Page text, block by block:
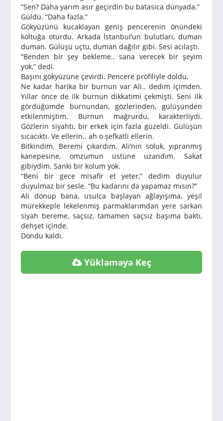
“Sen? Daha yarım asır geçirdin bu batasıca dünyada.”
Güldü. “Daha fazla.”
Gökyüzünü kucaklayan geniş pencerenin önündeki
koltuğa oturdu. Arkada İstanbul’un bulutları, duman
duman. Gülüşü uçtu, duman dağılır gibi. Sesi acılaştı.
“Benden bir şey bekleme.. sana verecek bir şeyim
yok,” dedi.
Başını gökyüzüne çevirdi. Pencere profiliyle doldu.
Ne kadar harika bir burnun var Ali.. dedim içimden.
Yıllar önce de ilk burnun dikkatimi çekmişti. Seni ilk
gördüğümde burnundan, gözlerinden, gülüşünden
etkilenmiştim. Burnun mağrurdu, karakterliydi.
Gözlerin siyahtı, bir erkek için fazla güzeldi. Gülüşün
sıcacıktı. Ve ellerin.. ah o şefkatli ellerin.
Bitkindim. Beremi çıkardım. Ali’nin soluk, yıpranmış
kanepesine, omzumun üstüne uzandım. Sakat
gibiydim. Sanki bir kolum yok.
“Beni bir gece misafir et yeter,” dedim duyulur
duyulmaz bir sesle. “Bu kadarını da yapamaz mısın?”
Ali dönüp bana, usulca başlayan ağlayışıma, yeşil
mürekkeple lekelenmiş parmaklarımdan yere sarkan
siyah bereme, saçsız, tamamen saçsız başıma baktı,
dehşet içinde.
Dondu kaldı.
Yükləməyə Keç